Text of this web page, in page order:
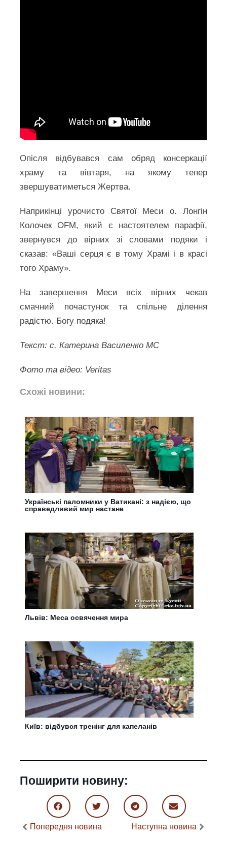
Опісля відбувався сам обряд консеркації
храму та вівтаря, на якому тепер
звершуватиметься Жертва.
Наприкінці урочисто Святої Меси о. Лонгін
Колочек OFM, який є настоятелем парафії,
звернувся до вірних зі словами подяки і
сказав: «Ваші серця є в тому Храмі і в красі
того Храму».
На завершення Меси всіх вірних чекав
смачний почастунок та спільне ділення
радістю. Богу подяка!
Текст: с. Катерина Василенко МС
Фото та відео: Veritas
Схожі новини:
Українські паломники у Ватикані: з надією, що
справедливий мир настане
Львів: Меса освячення мира
Київ: відбувся тренінг для капеланів
Поширити новину:
Попередня новина Наступна новина